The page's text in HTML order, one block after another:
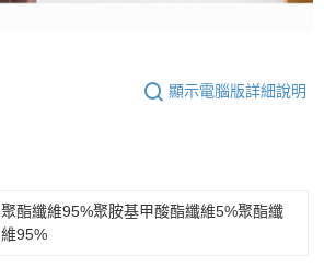
顯示電腦版詳細說明
聚酯纖維95%聚胺基甲酸酯纖維5%聚酯纖
維95%